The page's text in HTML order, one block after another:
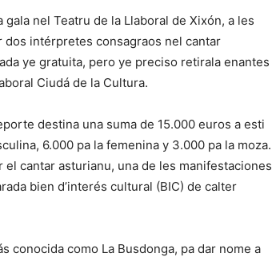
nel Teatru de la Llaboral de Xixón, a les
dos intérpretes consagraos nel cantar
ye gratuita, pero ye preciso retirala enantes
Ciudá de la Cultura.
destina una suma de 15.000 euros a esti
6.000 pa la femenina y 3.000 pa la moza.
cantar asturianu, una de les manifestaciones
bien d’interés cultural (BIC) de calter
conocida como La Busdonga, pa dar nome a